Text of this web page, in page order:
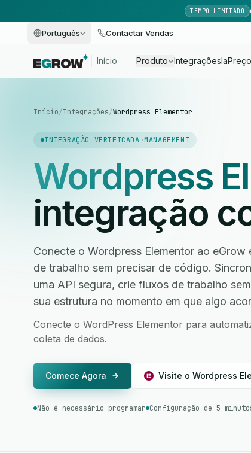
TEMPO LIMITADO
Português Contactar Vendas
Início Produto IntegraçõesIa
Início/Integrações/Wordpress Elementor
INTEGRAÇÃO VERIFICADA ·MANAGEMENT
Wordpress
integração
Conecte o Wordpress Elementor ao
de trabalho sem precisar de código.
uma API segura, crie fluxos de trabalho
sua estrutura no momento em que algo
Conecte o WordPress Elementor para
coleta de dados.
Comece Agora Visite o Wordpress
Não é necessário programar Configuração de 5